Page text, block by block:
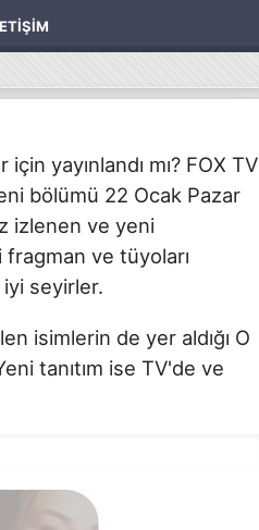
yayınlandı mı? FOX TV
bölümü 22 Ocak Pazar
izlenen ve yeni
ve tüyoları
iyi seyirler.
isimlerin de yer aldığı O
tanıtım ise TV'de ve